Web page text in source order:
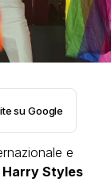
su Google
e
Harry Styles